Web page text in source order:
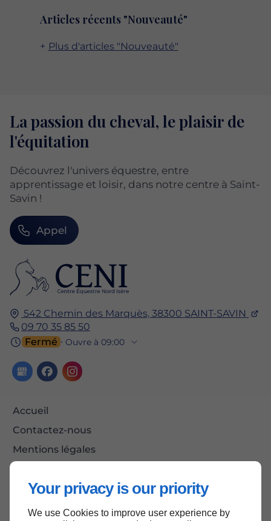
Your privacy is our priority
We use Cookies to improve user experience by
Articles récents "Nouveauté"
Plus d'articles "Nouveauté"
542 Chemin des Marquès,38300 SAINT-SAVIN
09 70 35 85 50
Fermé ⋅ Ouvre à 09:00
Accueil
Contactez-nous
Mentions légales
La passion du cheval, le plaisir de
l'équitation
Découvrez l'univers équestre, entre
apprentissage et loisir, dans notre centre à Saint-
Savin !
Appel